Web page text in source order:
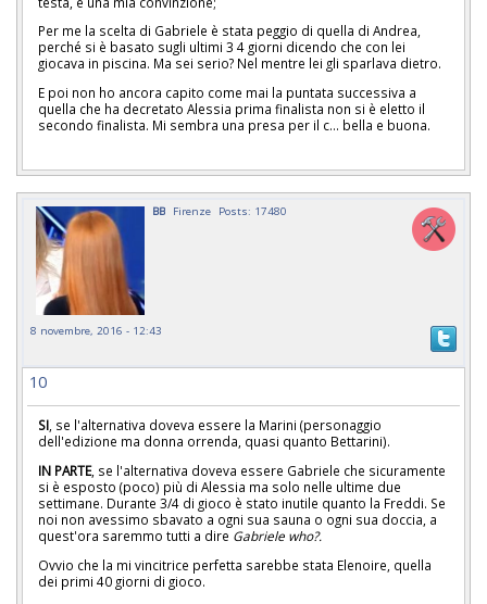
Per me la scelta di Gabriele è stata peggio di quella di Andrea,
perché si è basato sugli ultimi 3 4 giorni dicendo che con lei
giocava in piscina. Ma sei serio? Nel mentre lei gli sparlava dietro.
E poi non ho ancora capito come mai la puntata successiva a
quella che ha decretato Alessia prima finalista non si è eletto il
secondo finalista. Mi sembra una presa per il c... bella e buona.
BB Firenze Posts: 17480
8 novembre, 2016 - 12:43
10
SI , se l'alternativa doveva essere la Marini (personaggio
dell'edizione ma donna orrenda, quasi quanto Bettarini).
IN PARTE, se l'alternativa doveva essere Gabriele che sicuramente
si è esposto (poco) più di Alessia ma solo nelle ultime due
settimane. Durante 3/4 di gioco è stato inutile quanto la Freddi. Se
noi non avessimo sbavato a ogni sua sauna o ogni sua doccia, a
quest'ora saremmo tutti a dire Gabriele who?.
Ovvio che la mi vincitrice perfetta sarebbe stata Elenoire, quella
dei primi 40 giorni di gioco.